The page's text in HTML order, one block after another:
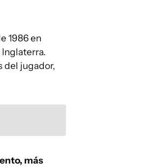
1986 en
del jugador,
más